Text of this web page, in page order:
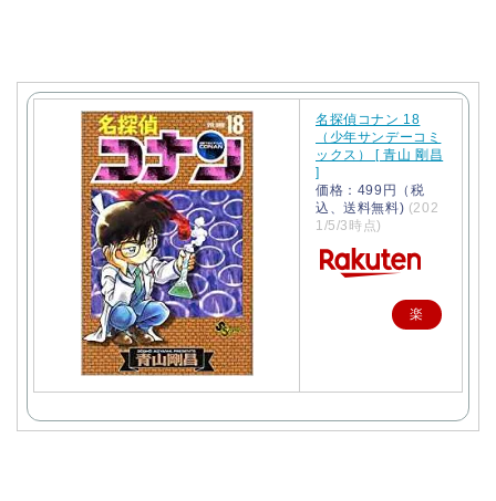
名探偵コナン 18
（少年サンデーコミ
ックス） [ 青山 剛昌
]
価格：499円（税
込、送料無料) (202
1/5/3時点)
楽
入